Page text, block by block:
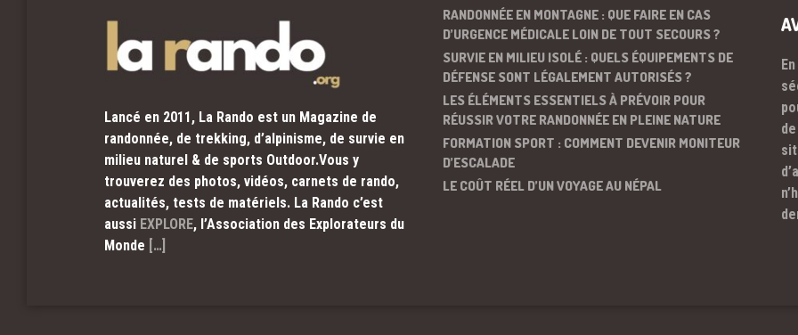
Lancé en 2011, La Rando est un Magazine de
randonnée, de trekking, d’alpinisme, de survie en
milieu naturel & de sports Outdoor.Vous y
trouverez des photos, vidéos, carnets de rando,
actualités, tests de matériels. La Rando c’est
aussi EXPLORE, l’Association des Explorateurs du
Monde […]
RANDONNÉE EN MONTAGNE : QUE FAIRE EN CAS
D’URGENCE MÉDICALE LOIN DE TOUT SECOURS ?
SURVIE EN MILIEU ISOLÉ : QUELS ÉQUIPEMENTS DE
DÉFENSE SONT LÉGALEMENT AUTORISÉS ?
LES ÉLÉMENTS ESSENTIELS À PRÉVOIR POUR
RÉUSSIR VOTRE RANDONNÉE EN PLEINE NATURE
FORMATION SPORT : COMMENT DEVENIR MONITEUR
D’ESCALADE
LE COÛT RÉEL D’UN VOYAGE AU NÉPAL